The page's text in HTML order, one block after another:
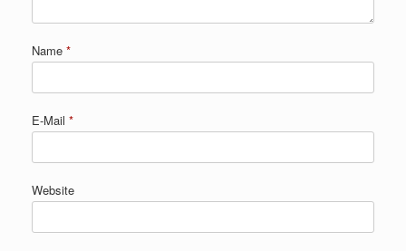
Name *
E-Mail *
Website